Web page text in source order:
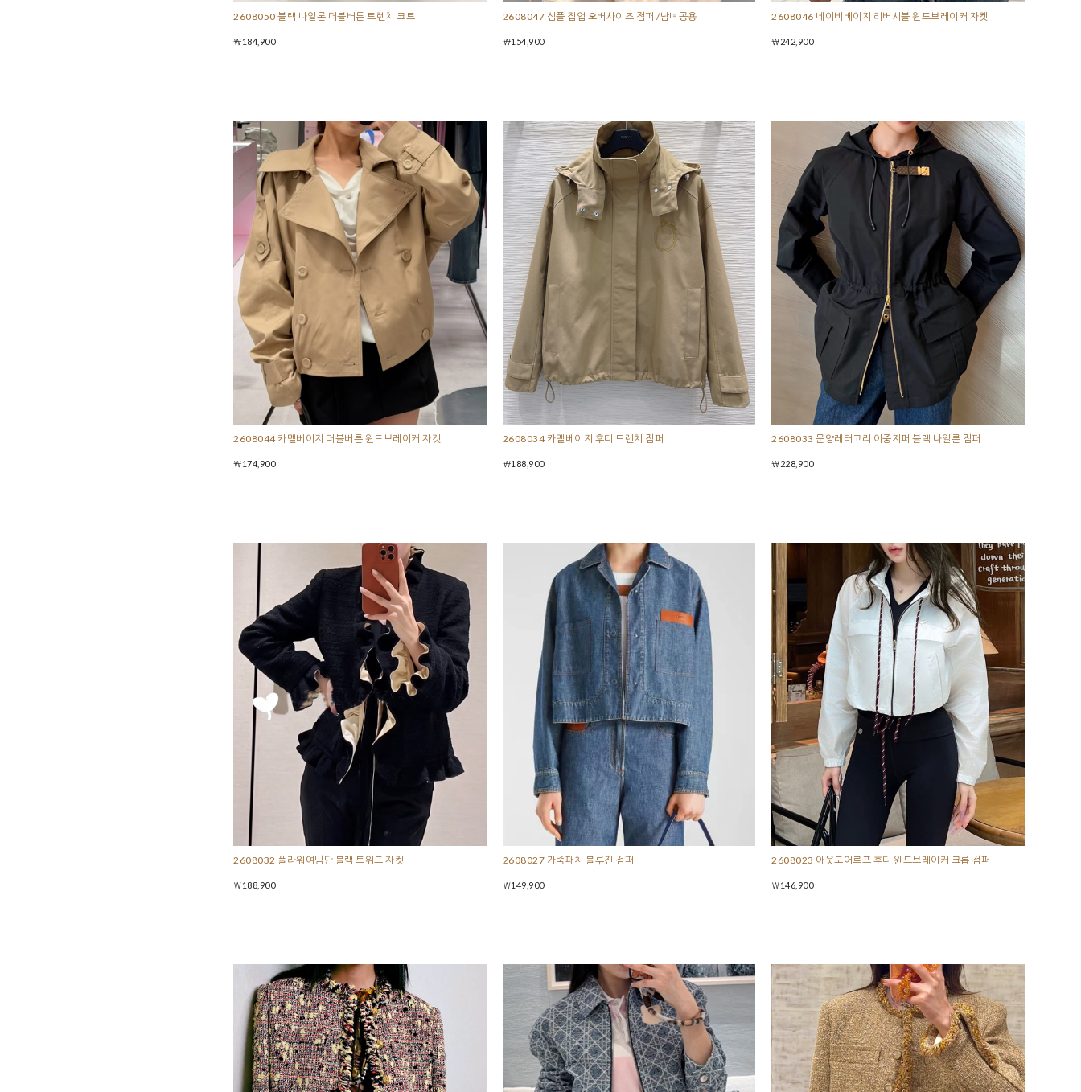
2608050 블랙 나일론 더블버튼 트렌치 코트
￦184,900
2608047 심플 집업 오버사이즈 점퍼 /남녀공용
￦154,900
2608046 네이비베이지 리버시블 윈드브레이커 자켓
￦242,900
2608044 카멜베이지 더블버튼 윈드브레이커 자켓
￦174,900
2608034 카멜베이지 후디 트렌치 점퍼
￦188,900
2608033 문양레터고리 이중지퍼 블랙 나일론 점퍼
￦228,900
2608032 플라워여밈단 블랙 트위드 자켓
￦188,900
2608027 가죽패치 블루진 점퍼
￦149,900
2608023 아웃도어로프 후디 윈드브레이커 크롭 점퍼
￦146,900